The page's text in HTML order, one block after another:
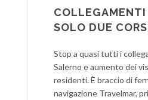
COLLEGAMENTI
SOLO DUE
Stop a quasi tutti i
Salerno e aumento dei
residenti. È braccio di
navigazione Travelmar,